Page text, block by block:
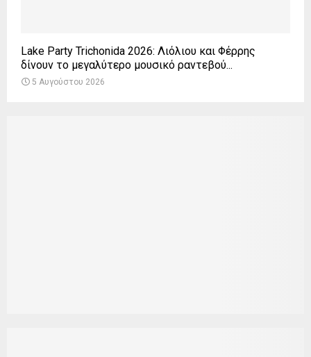
Lake Party Trichonida 2026: Λιόλιου και Φέρρης
δίνουν το μεγαλύτερο μουσικό ραντεβού...
5 Αυγούστου 2026